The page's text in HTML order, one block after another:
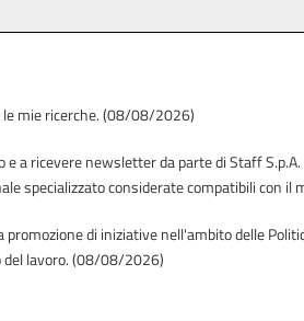
le mie ricerche. (08/08/2026)
ricevere newsletter da parte di Staff
specializzato considerate compatibili con
di iniziative nell'ambito delle
del lavoro. (08/08/2026)